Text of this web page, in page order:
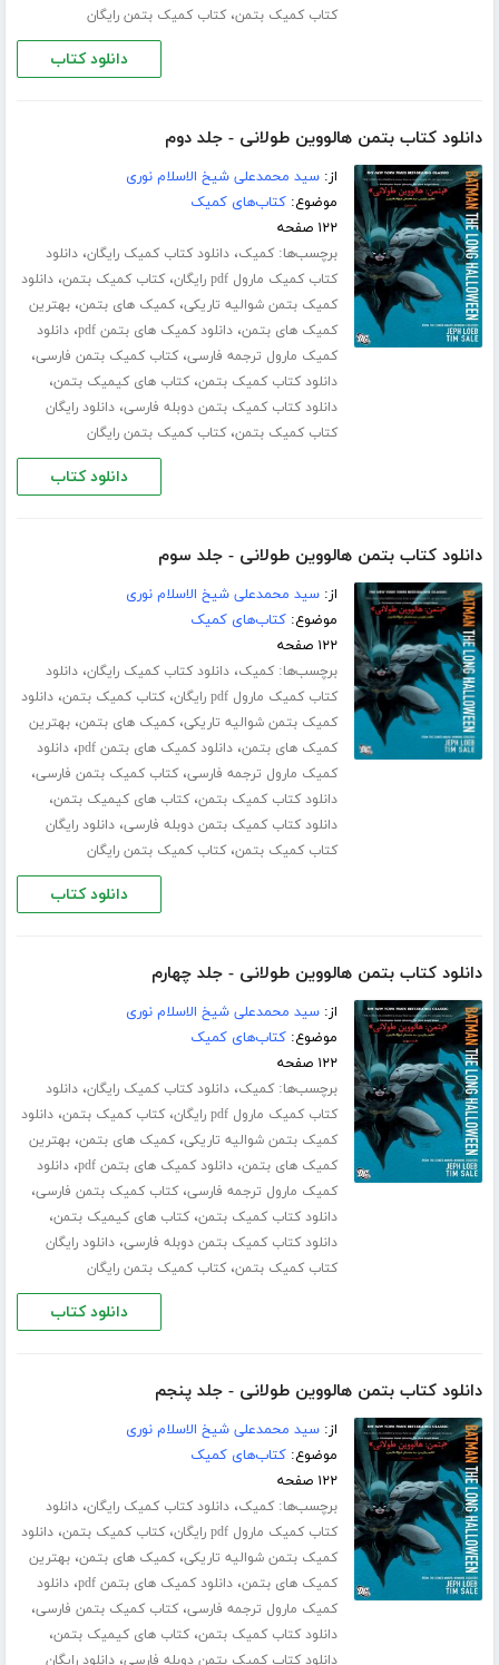
کتاب کمیک بتمن،کتاب کمیک بتمن رایگان
دانلود کتاب
دانلود کتاب بتمن هالووین طولانی - جلد دوم
از:سید محمدعلی شیخ الاسلام نوری
موضوع:کتاب‌های کمیک
۱۲۲ صفحه
برچسب‌ها:کمیک،دانلود کتاب کمیک رایگان،دانلود
کتاب کمیک مارول pdf رایگان
،کتاب کمیک بتمن،دانلود
کمیک بتمن شوالیه تاریکی،کمیک های بتمن،بهترین
کمیک های بتمن،دانلود کمیک های بتمن pdf ،دانلود
کمیک مارول ترجمه فارسی،کتاب کمیک بتمن فارسی،
دانلود کتاب کمیک بتمن،کتاب های کیمیک بتمن،
دانلود کتاب کمیک بتمن دوبله فارسی،دانلود رایگان
کتاب کمیک بتمن،کتاب کمیک بتمن رایگان
دانلود کتاب
دانلود کتاب بتمن هالووین طولانی - جلد سوم
از:سید محمدعلی شیخ الاسلام نوری
موضوع:کتاب‌های کمیک
۱۲۲ صفحه
برچسب‌ها:کمیک،دانلود کتاب کمیک رایگان،دانلود
کتاب کمیک مارول pdf رایگان
،کتاب کمیک بتمن،دانلود
کمیک بتمن شوالیه تاریکی،کمیک های بتمن،بهترین
کمیک های بتمن،دانلود کمیک های بتمن pdf ،دانلود
کمیک مارول ترجمه فارسی،کتاب کمیک بتمن فارسی،
دانلود کتاب کمیک بتمن،کتاب های کیمیک بتمن،
دانلود کتاب کمیک بتمن دوبله فارسی،دانلود رایگان
کتاب کمیک بتمن،کتاب کمیک بتمن رایگان
دانلود کتاب
دانلود کتاب بتمن هالووین طولانی - جلد چهارم
از:سید محمدعلی شیخ الاسلام نوری
موضوع:کتاب‌های کمیک
۱۲۲ صفحه
برچسب‌ها:کمیک،دانلود کتاب کمیک رایگان،دانلود
کتاب کمیک مارول pdf رایگان
،کتاب کمیک بتمن،دانلود
کمیک بتمن شوالیه تاریکی،کمیک های بتمن،بهترین
کمیک های بتمن،دانلود کمیک های بتمن pdf ،دانلود
کمیک مارول ترجمه فارسی،کتاب کمیک بتمن فارسی،
دانلود کتاب کمیک بتمن،کتاب های کیمیک بتمن،
دانلود کتاب کمیک بتمن دوبله فارسی،دانلود رایگان
کتاب کمیک بتمن،کتاب کمیک بتمن رایگان
دانلود کتاب
دانلود کتاب بتمن هالووین طولانی - جلد پنجم
از:سید محمدعلی شیخ الاسلام نوری
موضوع:کتاب‌های کمیک
۱۲۲ صفحه
برچسب‌ها:کمیک،دانلود کتاب کمیک رایگان،دانلود
کتاب کمیک مارول pdf رایگان
،کتاب کمیک بتمن،دانلود
کمیک بتمن شوالیه تاریکی،کمیک های بتمن،بهترین
کمیک های بتمن،دانلود کمیک های بتمن pdf ،دانلود
کمیک مارول ترجمه فارسی،کتاب کمیک بتمن فارسی،
دانلود کتاب کمیک بتمن،کتاب های کیمیک بتمن،
دانلود کتاب کمیک بتمن دوبله فارسی،دانلود رایگان